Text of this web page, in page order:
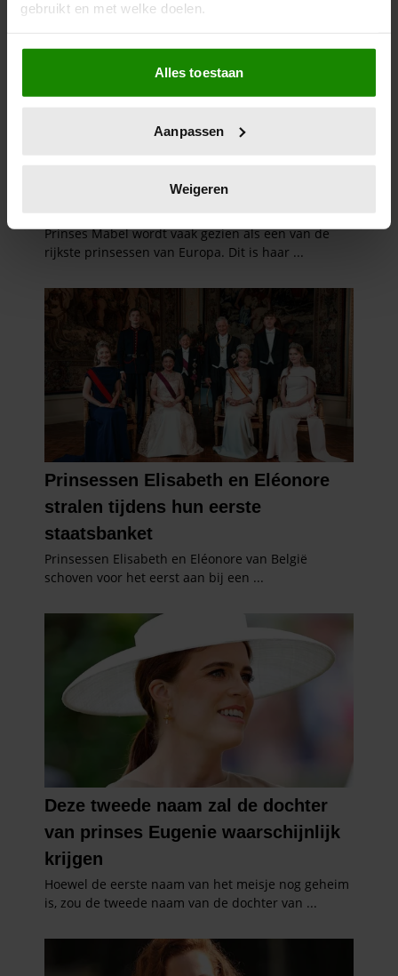
gebruikt en met welke doelen.
Als u het toestaat, willen we ook graag:
Informatie verzamelen over uw geografische
locatie, die tot een paar meter nauwkeurig kan zijn
scannen op specifieke eigenschappen (fingerprinting)
verwerkt en stel uw voorkeuren in het
intrekken in de Cookieverklaring.
personaliseren, om functies voor social media te bieden
en om ons websiteverkeer te analyseren. Ook delen we
informatie over uw gebruik van onze site met onze
partners voor social media, adverteren en analyse. Deze
partners kunnen deze gegevens combineren met andere
informatie die u aan ze heeft verstrekt of die ze hebben
verzameld op basis van uw gebruik van hun services. U
gaat akkoord met onze cookies als u onze website blijft
gebruiken.
Alles toestaan
Aanpassen
Weigeren